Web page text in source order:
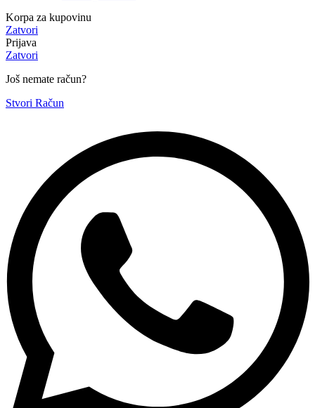
Korpa za kupovinu
Zatvori
Prijava
Zatvori
Još nemate račun?
Stvori Račun